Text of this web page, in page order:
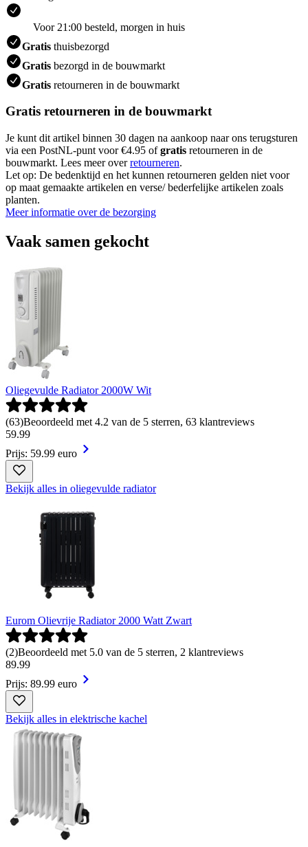
Voor 21:00 besteld, morgen in huis
Gratis thuisbezorgd
Gratis bezorgd in de bouwmarkt
Gratis retourneren in de bouwmarkt
Gratis retourneren in de bouwmarkt
Je kunt dit artikel binnen 30 dagen na aankoop naar ons terugsturen
via een PostNL-punt voor €4.95 ofgratis retourneren in de
bouwmarkt. Lees meer overretourneren.
Let op: De bedenktijd en het kunnen retourneren gelden niet voor
op maat gemaakte artikelen en verse/ bederfelijke artikelen zoals
planten.
Meer informatie over de bezorging
Vaak samen gekocht
Oliegevulde Radiator 2000W Wit
(63)Beoordeeld met 4.2 van de 5 sterren, 63 klantreviews
59.99
Prijs: 59.99 euro
Bekijk alles in oliegevulde radiator
Eurom Olievrije Radiator 2000 Watt Zwart
(2)Beoordeeld met 5.0 van de 5 sterren, 2 klantreviews
89.99
Prijs: 89.99 euro
Bekijk alles in elektrische kachel